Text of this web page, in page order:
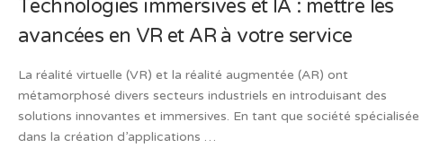
Technologies immersives et IA : mettre les
avancées en VR et AR à votre service
La réalité virtuelle (VR) et la réalité augmentée (AR) ont
métamorphosé divers secteurs industriels en introduisant des
solutions innovantes et immersives. En tant que société spécialisée
dans la création d’applications …